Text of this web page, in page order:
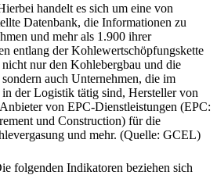
handelt es sich um eine von
Datenbank, die Informationen zu
und mehr als 1.900 ihrer
entlang der Kohlewertschöpfungskette
nicht nur den Kohlebergbau und die
auch Unternehmen, die im
der Logistik tätig sind, Hersteller von
von EPC-Dienstleistungen (EPC:
und Construction) für die
und mehr. (Quelle: GCEL)
folgenden Indikatoren beziehen sich